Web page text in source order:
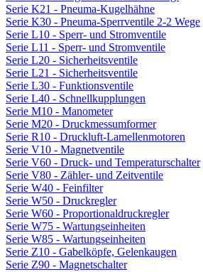
Serie K21 - Pneuma-Kugelhähne
Serie K30 - Pneuma-Sperrventile 2-2 Wege
Serie L10 - Sperr- und Stromventile
Serie L11 - Sperr- und Stromventile
Serie L20 - Sicherheitsventile
Serie L21 - Sicherheitsventile
Serie L30 - Funktionsventile
Serie L40 - Schnellkupplungen
Serie M10 - Manometer
Serie M20 - Druckmessumformer
Serie R10 - Druckluft-Lamellenmotoren
Serie V10 - Magnetventile
Serie V60 - Druck- und Temperaturschalter
Serie V80 - Zähler- und Zeitventile
Serie W40 - Feinfilter
Serie W50 - Druckregler
Serie W60 - Proportionaldruckregler
Serie W75 - Wartungseinheiten
Serie W85 - Wartungseinheiten
Serie Z10 - Gabelköpfe, Gelenkaugen
Serie Z90 - Magnetschalter